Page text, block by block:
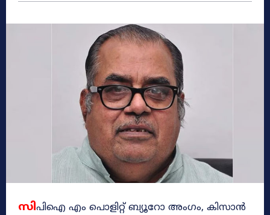
സിപിഐ എം പൊളിറ്റ്‌ ബ്യൂറോ അംഗം, കിസാൻ